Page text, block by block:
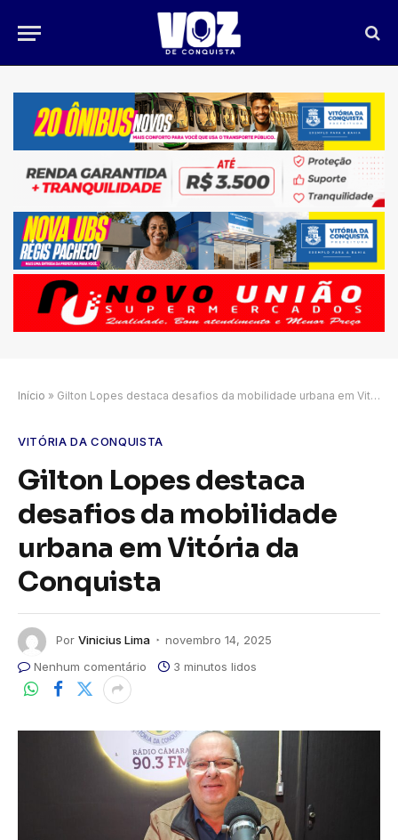
Início » Gilton Lopes destaca desafios da mobilidade urbana em Vitória da Conquista
VITÓRIA DA CONQUISTA
Gilton Lopes destaca
desafios da mobilidade
urbana em Vitória da
Conquista
Por Vinicius Lima
novembro 14, 2025
Nenhum comentário
3 minutos lidos